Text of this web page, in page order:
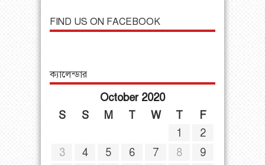
FIND US ON FACEBOOK
ক্যালেন্ডার
October 2020
S
S M T W T
F
1
2
3
4 5 6 7 8
9